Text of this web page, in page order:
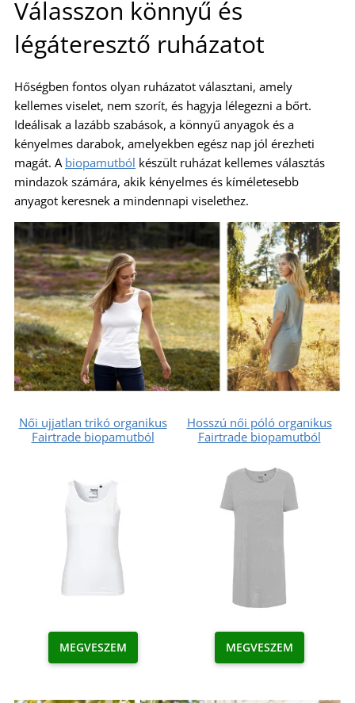
Válasszon könnyű és
légáteresztő ruházatot
Hőségben fontos olyan ruházatot választani, amely
kellemes viselet, nem szorít, és hagyja lélegezni a bőrt.
Ideálisak a lazább szabások, a könnyű anyagok és a
kényelmes darabok, amelyekben egész nap jól érezheti
magát. A biopamutból készült ruházat kellemes választás
mindazok számára, akik kényelmes és kíméletesebb
anyagot keresnek a mindennapi viselethez.
Női ujjatlan trikó organikus
Fairtrade biopamutból
Hosszú női póló organikus
Fairtrade biopamutból
MEGVESZEM MEGVESZEM